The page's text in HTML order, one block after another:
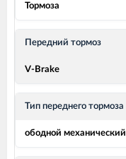
Тормоза
Передний тормоз
V-Brake
Тип переднего тормоза
ободной механический